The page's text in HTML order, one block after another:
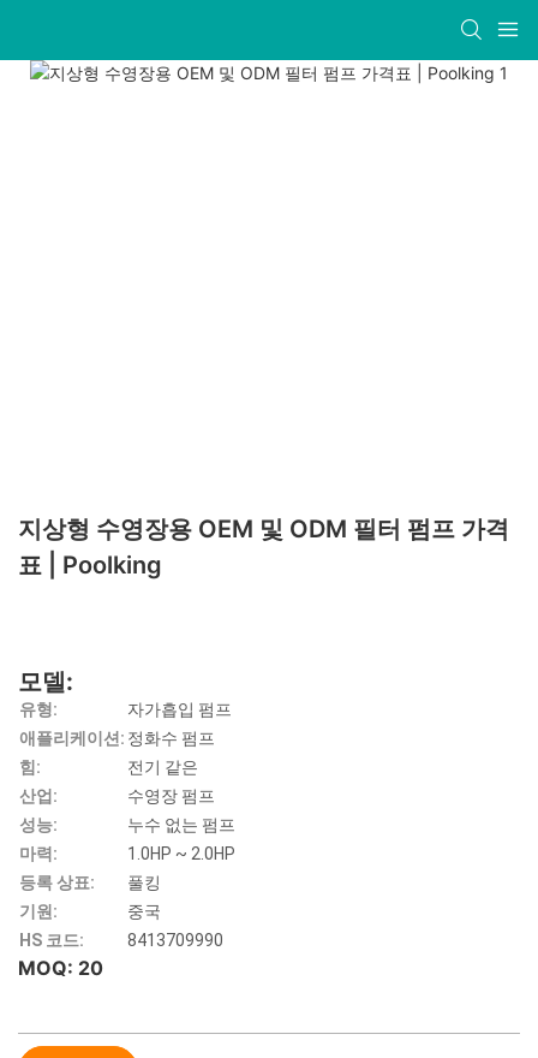
지상형 수영장용 OEM 및 ODM 필터 펌프 가격
표 | Poolking
모델:
유형:
자가흡입 펌프
애플리케이션: 정화수 펌프
힘:
전기 같은
산업:
수영장 펌프
성능:
누수 없는 펌프
마력:
1.0HP ~ 2.0HP
등록 상표:
풀킹
기원:
중국
HS 코드:
8413709990
MOQ: 20